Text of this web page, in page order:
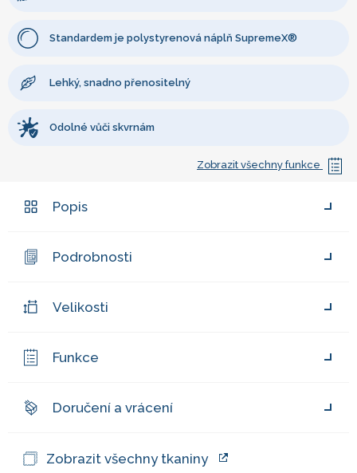
Standardem je polystyrenová náplň SupremeX®
Lehký, snadno přenositelný
Odolné vůči skvrnám
Zobrazit všechny funkce
Popis
Podrobnosti
Velikosti
Funkce
Doručení a vrácení
Zobrazit všechny tkaniny